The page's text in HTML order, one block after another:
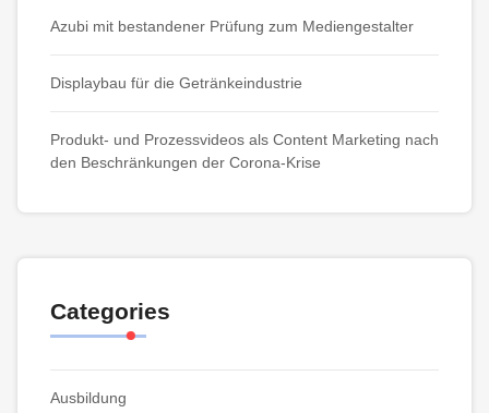
Azubi mit bestandener Prüfung zum Mediengestalter
Displaybau für die Getränkeindustrie
Produkt- und Prozessvideos als Content Marketing nach
den Beschränkungen der Corona-Krise
Categories
Ausbildung